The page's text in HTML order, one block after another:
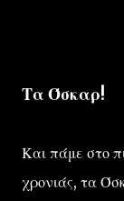
Τα Όσκαρ!
Και πάμε στο
χρονιάς, τα